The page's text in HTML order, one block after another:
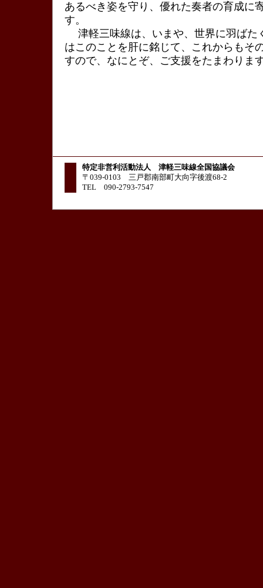
あるべき姿を守り、優れた奏者の育成に
す。
津軽三味線は、いまや、世界に羽ばた
はこのことを肝に銘じて、これからもそ
すので、なにとぞ、ご支援をたまわりま
特定非営利活動法人 津軽三味線全国協議会
〒039-0103 三戸郡南部町大向字後渡68-2
TEL 090-2793-7547